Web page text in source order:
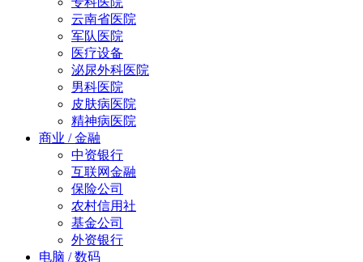
云南省医院
军队医院
医疗设备
泌尿外科医院
男科医院
皮肤病医院
精神病医院
商业 / 金融
中资银行
互联网金融
保险公司
农村信用社
基金公司
外资银行
电脑 / 数码